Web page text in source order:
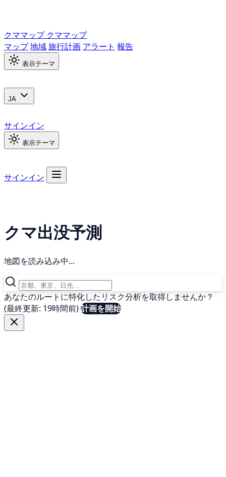
クママップ クママップ
マップ地域旅行計画 アラート 報告
表示テーマ
JA
サインイン
表示テーマ
サインイン
クマ出没予測
地図を読み込み中...
あなたのルートに特化したリスク分析を取得しませんか？
(最終更新: 19時間前)計画を開始